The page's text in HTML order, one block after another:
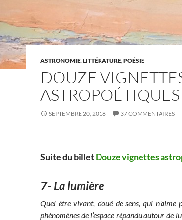
ASTRONOMIE,LITTÉRATURE,POÉSIE
DOUZE
SEPTEMBRE 20, 2018 37 COMMENTAIRES
Suite du billetDouze vignettes
7- La lumière
Quel être vivant, doué de sens, qui
phénomènes de l’espace répandu autour de